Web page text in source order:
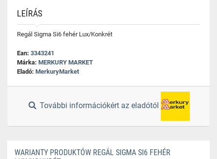
LEÍRÁS
Regál Sigma Si6 fehér Lux/Konkrét
Ean: 3343241
Márka: MERKURY MARKET
Eladó: MerkuryMarket
További információkért az eladótól
WARIANTY PRODUKTÓW REGÁL SIGMA SI6 FEHÉR